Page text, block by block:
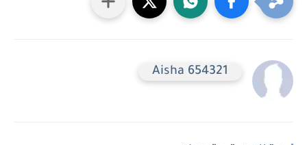
Aisha 654321